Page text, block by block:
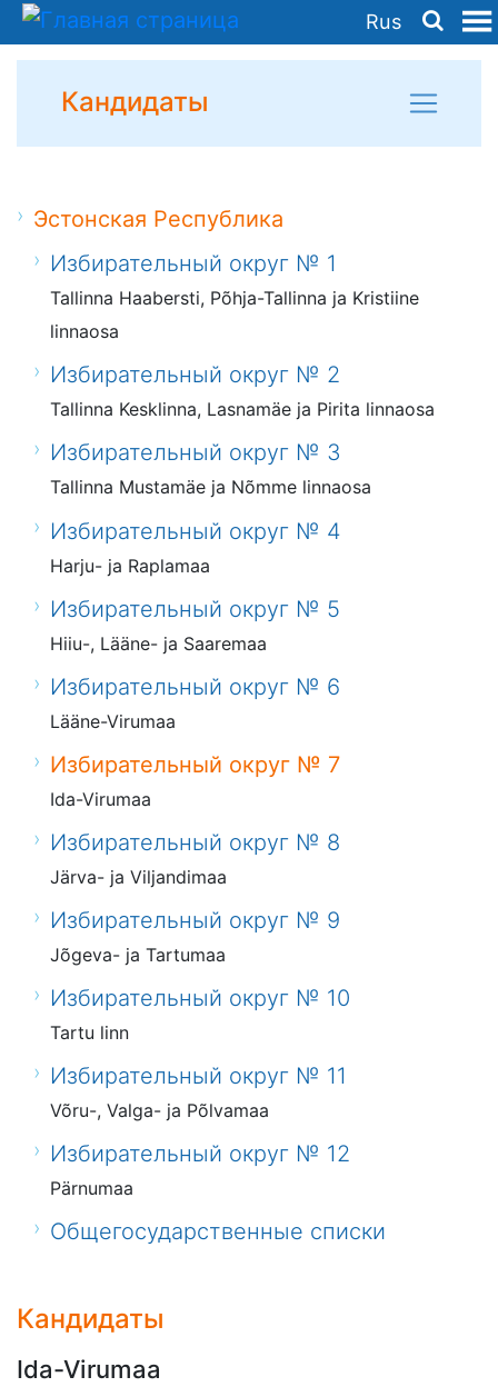
Rus
Кандидаты
Эстонская Республика
Избирательный округ № 1
Tallinna Haabersti, Põhja-Tallinna ja Kristiine
linnaosa
Избирательный округ № 2
Tallinna Kesklinna, Lasnamäe ja Pirita linnaosa
Избирательный округ № 3
Tallinna Mustamäe ja Nõmme linnaosa
Избирательный округ № 4
Harju- ja Raplamaa
Избирательный округ № 5
Hiiu-, Lääne- ja Saaremaa
Избирательный округ № 6
Lääne-Virumaa
Избирательный округ № 7
Ida-Virumaa
Избирательный округ № 8
Järva- ja Viljandimaa
Избирательный округ № 9
Jõgeva- ja Tartumaa
Избирательный округ № 10
Tartu linn
Избирательный округ № 11
Võru-, Valga- ja Põlvamaa
Избирательный округ № 12
Pärnumaa
Общегосударственные списки
Кандидаты
Ida-Virumaa